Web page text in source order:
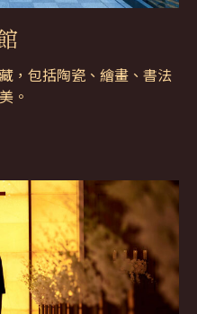
，包括陶瓷、繪畫、書法
。